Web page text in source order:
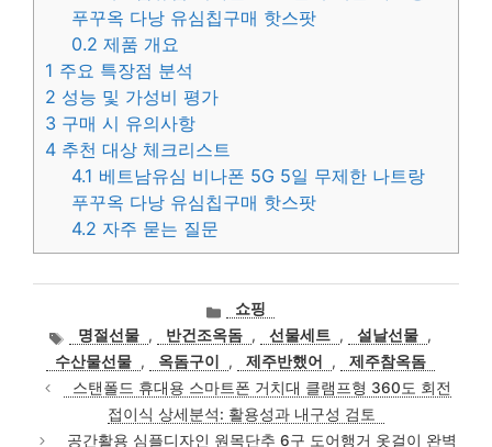
푸꾸옥 다낭 유심칩구매 핫스팟
0.2 제품 개요
1 주요 특장점 분석
2 성능 및 가성비 평가
3 구매 시 유의사항
4 추천 대상 체크리스트
4.1 베트남유심 비나폰 5G 5일 무제한 나트랑
푸꾸옥 다낭 유심칩구매 핫스팟
4.2 자주 묻는 질문
카
테
고
리
쇼핑
태
그
명절선물 , 반건조옥돔 , 선물세트 , 설날선물 ,
수산물선물 , 옥돔구이 , 제주반했어 ,
제주참옥돔
스탠폴드 휴대용 스마트폰 거치대 클램프형 360도 회전
접이식 상세분석: 활용성과 내구성 검토
공간활용 심플디자인 원목단추 6구 도어행거 옷걸이 완벽